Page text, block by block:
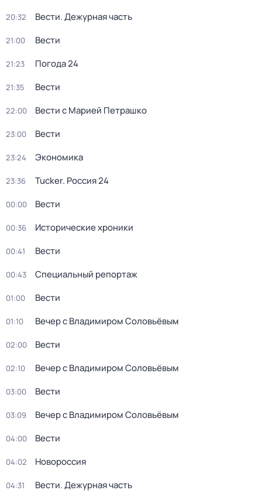
20:32 Вести. Дежурная часть
21:00 Вести
21:23 Погода 24
21:35 Вести
22:00 Вести с Марией Петрашко
23:00 Вести
23:24 Экономика
23:36 Tucker. Россия 24
00:00 Вести
00:36 Исторические хроники
00:41 Вести
00:43 Специальный репортаж
01:00 Вести
01:10 Вечер с Владимиром Соловьёвым
02:00 Вести
02:10 Вечер с Владимиром Соловьёвым
03:00 Вести
03:09 Вечер с Владимиром Соловьёвым
04:00 Вести
04:02 Новороссия
04:31 Вести. Дежурная часть